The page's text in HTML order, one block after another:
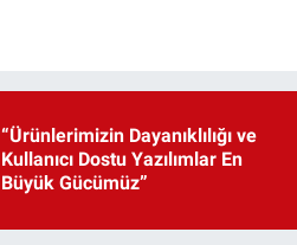
“Ürünlerimizin Dayanıklılığı ve
Kullanıcı Dostu Yazılımlar En
Büyük Gücümüz”